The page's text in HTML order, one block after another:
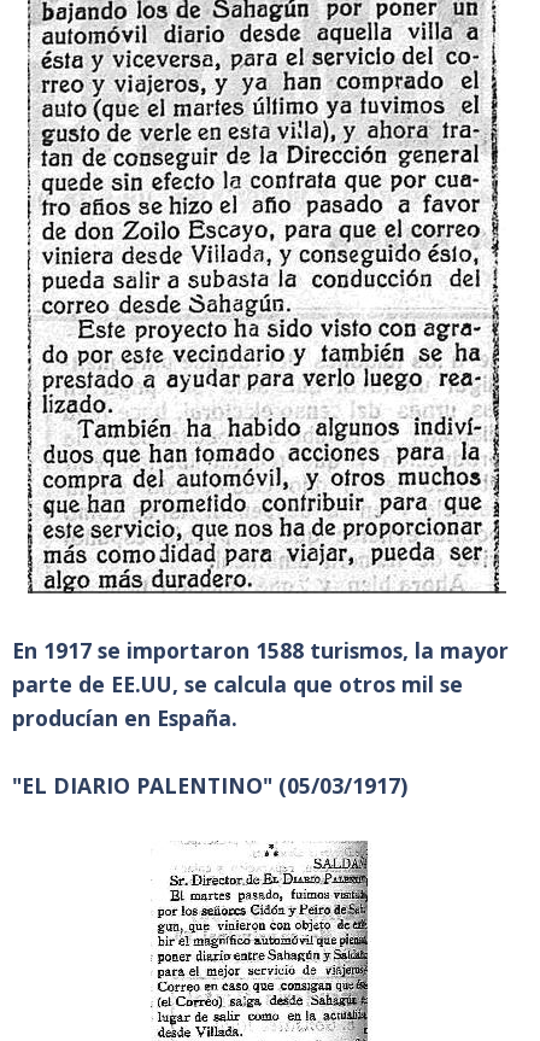
En 1917 se importaron 1588 turismos, la mayor
parte de EE.UU, se calcula que otros mil se
producían en España.
"EL DIARIO PALENTINO" (05/03/1917)